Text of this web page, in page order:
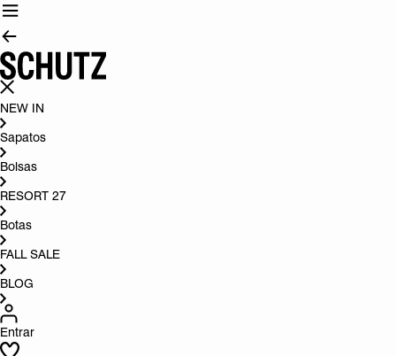
NEW IN
Sapatos
Bolsas
RESORT 27
Botas
FALL SALE
BLOG
Entrar